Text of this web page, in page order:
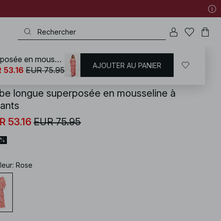
/ Robes / Robes de cérémonie
longue superposée en mousseline à
53.16 EUR 75.95
: Rose
Robe longue superposée en mousseline à volants
53.16 EUR 75.95 AJOUTER AU PANIER